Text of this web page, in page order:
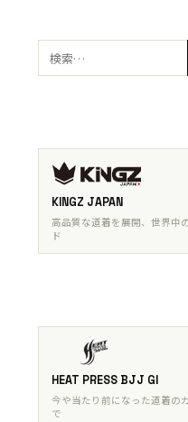
検
索:
KINGZ JAPAN
高品質な道着を展開、世界中
ド
HEAT PRESS BJJ GI
今や当たり前になった道着の
で